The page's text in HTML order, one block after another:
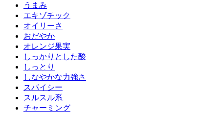
うまみ
エキゾチック
オイリーさ
おだやか
オレンジ果実
しっかりとした酸
しっとり
しなやかな力強さ
スパイシー
スルスル系
チャーミング